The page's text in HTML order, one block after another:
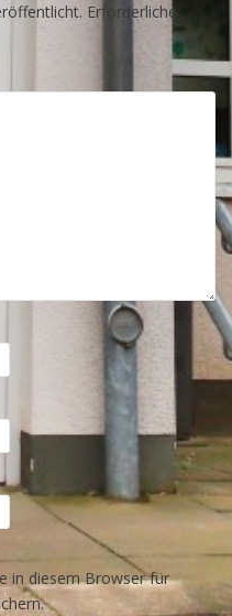
Erforderliche
in diesem Browser für